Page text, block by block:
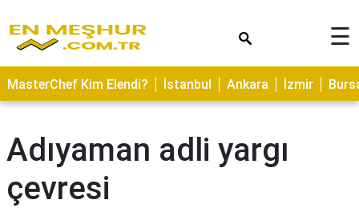
ASTROLOJİ
SAĞLIK
TARİFLERİ
GEZİLECEK
YERLER
☰
MasterChef Kim Elendi? İstanbul Ankara İzmir
Adıyaman adli yargı
çevresi